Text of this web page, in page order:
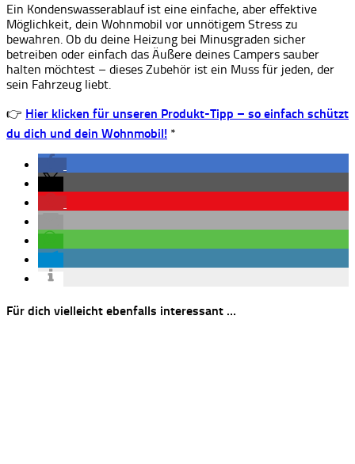
Ein Kondenswasserablauf ist eine einfache, aber effektive
Möglichkeit, dein Wohnmobil vor unnötigem Stress zu
bewahren. Ob du deine Heizung bei Minusgraden sicher
betreiben oder einfach das Äußere deines Campers sauber
halten möchtest – dieses Zubehör ist ein Muss für jeden, der
sein Fahrzeug liebt.
👉 Hier klicken für unseren Produkt-Tipp – so einfach schützt
du dich und dein Wohnmobil! *
Für dich vielleicht ebenfalls interessant …